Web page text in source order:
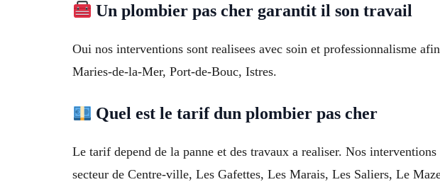
Un plombier pas cher garantit il son travail
Oui nos interventions sont realisees avec soin et professionnalisme
Maries-de-la-Mer, Port-de-Bouc, Istres.
Quel est le tarif dun plombier pas cher
Le tarif depend de la panne et des travaux a realiser. Nos
secteur de Centre-ville, Les Gafettes, Les Marais, Les Saliers, Le